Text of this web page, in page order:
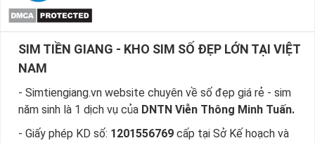
SIM TIỀN GIANG - KHO SIM SỐ ĐẸP LỚN TẠI VIỆT
NAM
- Simtiengiang.vn website chuyên về số đẹp giá rẻ - sim
năm sinh là 1 dịch vụ của DNTN Viễn Thông Minh Tuấn.
- Giấy phép KD số: 1201556769 cấp tại Sở Kế hoạch và